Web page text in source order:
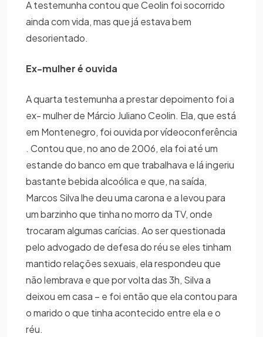
A testemunha contou que Ceolin foi socorrido
ainda com vida, mas que já estava bem
desorientado.
Ex-mulher é ouvida
A quarta testemunha a prestar depoimento foi a
ex- mulher de Márcio Juliano Ceolin. Ela, que está
em Montenegro, foi ouvida por vídeoconferência
. Contou que, no ano de 2006, ela foi até um
estande do banco em que trabalhava e lá ingeriu
bastante bebida alcoólica e que, na saída,
Marcos Silva lhe deu uma carona e a levou para
um barzinho que tinha no morro da TV, onde
trocaram algumas carícias. Ao ser questionada
pelo advogado de defesa do réu se eles tinham
mantido relações sexuais, ela respondeu que
não lembrava e que por volta das 3h, Silva a
deixou em casa – e foi então que ela contou para
o marido o que tinha acontecido entre ela e o
réu.